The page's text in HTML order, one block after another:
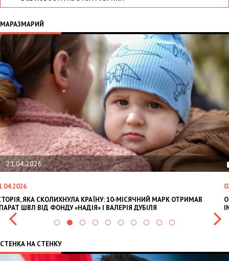
МАРАЗМАРИЙ
21.04.2026
ЯКА СКОЛИХНУЛА КРАЇНУ: 10-МІСЯЧНИЙ МАРК ОТРИМАВ
ШВЛ ВІД ФОНДУ «НАДІЯ» І ВАЛЕРІЯ ДУБІЛЯ
СТЕНКА НА СТЕНКУ